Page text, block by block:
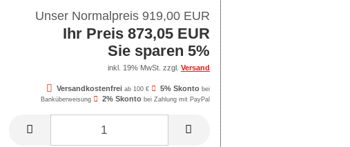
Unser Normalpreis 919,00 EUR
Ihr Preis 873,05 EUR
Sie sparen 5%
inkl. 19% MwSt. zzgl. Versand
Versandkostenfrei ab 100 € 5% Skonto bei
Banküberweisung
2% Skonto bei Zahlung mit PayPal